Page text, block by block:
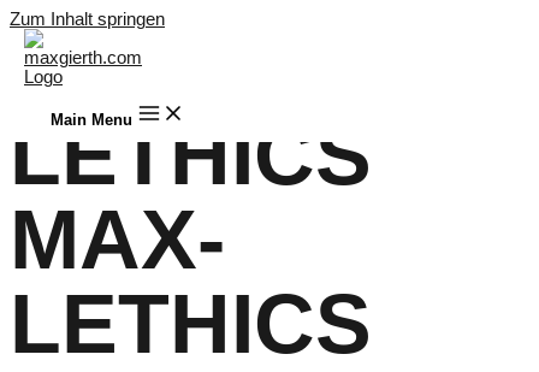
Zum Inhalt springen
Main Menu
MAX-
LETHICS
MAX-
LETHICS